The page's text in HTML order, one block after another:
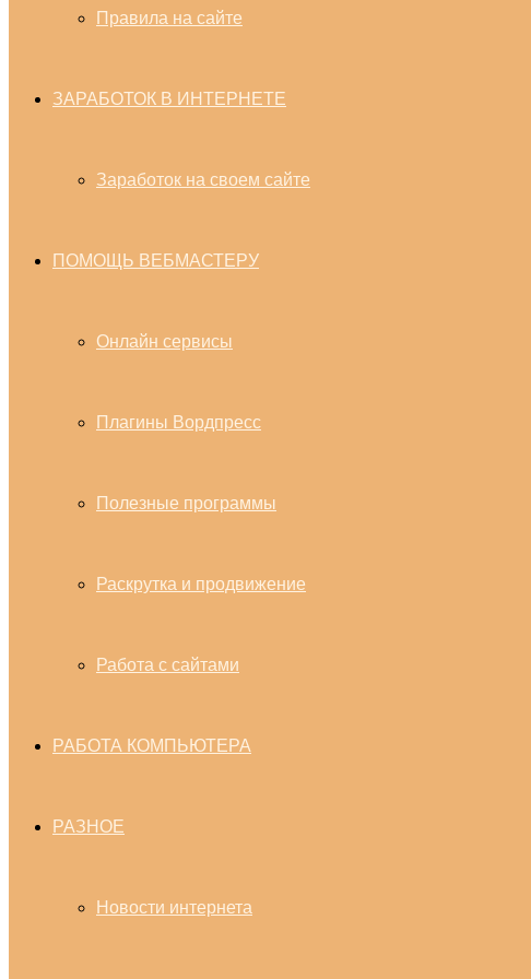
Правила на сайте
ЗАРАБОТОК В ИНТЕРНЕТЕ
Заработок на своем сайте
ПОМОЩЬ ВЕБМАСТЕРУ
Онлайн сервисы
Плагины Вордпресс
Полезные программы
Раскрутка и продвижение
Работа с сайтами
РАБОТА КОМПЬЮТЕРА
РАЗНОЕ
Новости интернета